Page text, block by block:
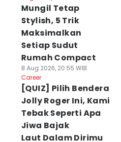
Mungil Tetap
Stylish, 5 Trik
Maksimalkan
Setiap Sudut
Rumah Compact
8 Aug 2026, 20:55 WIB
Career
[QUIZ] Pilih Bendera
Jolly Roger Ini, Kami
Tebak Seperti Apa
Jiwa Bajak
Laut Dalam Dirimu